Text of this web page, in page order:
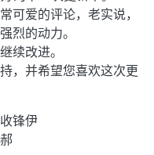
可爱的评论，老实说，
烈的动力。
续改进。
，并希望您喜欢这次更
锋伊